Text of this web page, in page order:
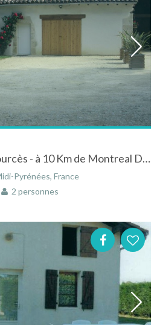
Gîte Le Nid Aigle, à Fourcès - à 10 Km de Montreal Du Gers
Pyrénées, France
2 personnes